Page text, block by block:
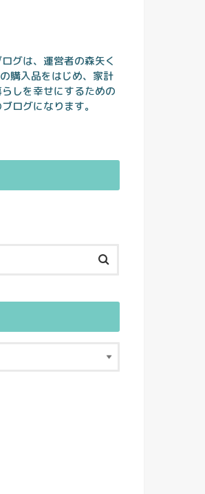
グは、運営者の森矢く
購入品をはじめ、家計
しを幸せにするための
ログになります。